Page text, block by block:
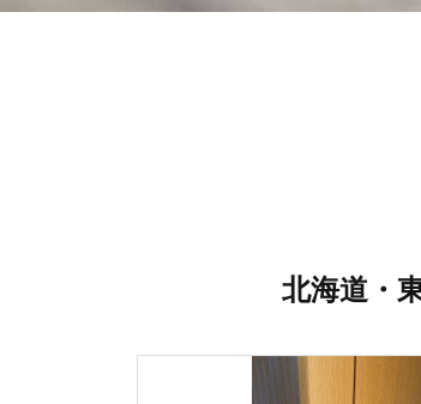
北海道・